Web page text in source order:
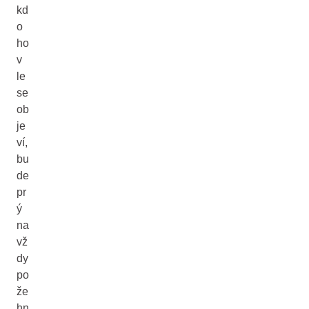
kd
o
ho
v
le
se
ob
je
ví,
bu
de
pr
ý
na
vž
dy
po
že